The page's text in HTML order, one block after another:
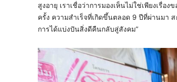
สูงอายุ เราเชื่อว่าการมองเห็นไม่ใช่เพียงเรื่
ครั้ง ความสำเร็จที่เกิดขึ้นตลอด 9 ปีที่ผ่านมา
การได้แบ่งปันสิ่งดีคืนกลับสู่สังคม”